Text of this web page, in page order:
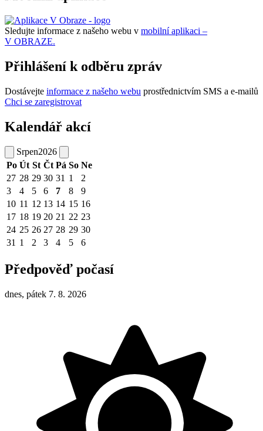
Sledujte informace z našeho webu v mobilní aplikaci –
V OBRAZE.
Přihlášení k odběru zpráv
Dostávejte informace z našeho webu prostřednictvím SMS a e-mailů
Chci se zaregistrovat
Kalendář akcí
Srpen2026
Po Út St Čt Pá So Ne
27 28 29 30 31 1
2
3
4 5 6 7 8
9
10 11 12 13 14 15 16
17 18 19 20 21 22 23
24 25 26 27 28 29 30
31 1 2 3 4 5 6
Předpověď počasí
dnes, pátek 7. 8. 2026